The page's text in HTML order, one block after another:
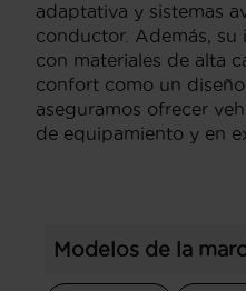
adaptativa y sistemas
conductor. Además,
con materiales de alta
confort como un
aseguramos ofrecer
de equipamiento y en
Modelos de la